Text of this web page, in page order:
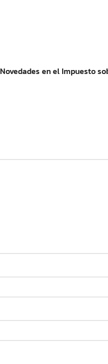
Novedades en el Impuesto